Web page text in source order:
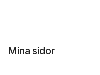
Mina sidor